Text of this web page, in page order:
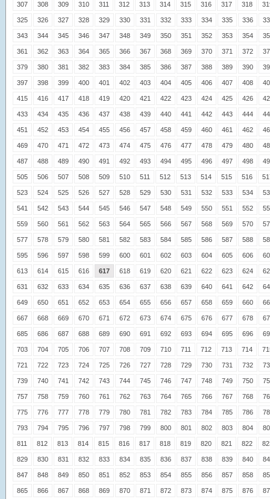
307 308 309 310 311 312 313 314 315 316 317 318
325 326 327 328 329 330 331 332 333 334 335 336
343 344 345 346 347 348 349 350 351 352 353 354
361 362 363 364 365 366 367 368 369 370 371 372
379 380 381 382 383 384 385 386 387 388 389 390
397 398 399 400 401 402 403 404 405 406 407 408
415 416 417 418 419 420 421 422 423 424 425 426
433 434 435 436 437 438 439 440 441 442 443 444
451 452 453 454 455 456 457 458 459 460 461 462
469 470 471 472 473 474 475 476 477 478 479 480
487 488 489 490 491 492 493 494 495 496 497 498
505 506 507 508 509 510 511 512 513 514 515 516
523 524 525 526 527 528 529 530 531 532 533 534
541 542 543 544 545 546 547 548 549 550 551 552
559 560 561 562 563 564 565 566 567 568 569 570
577 578 579 580 581 582 583 584 585 586 587 588
595 596 597 598 599 600 601 602 603 604 605 606
613 614 615 616 617 618 619 620 621 622 623 624
631 632 633 634 635 636 637 638 639 640 641 642
649 650 651 652 653 654 655 656 657 658 659 660
667 668 669 670 671 672 673 674 675 676 677 678
685 686 687 688 689 690 691 692 693 694 695 696
703 704 705 706 707 708 709 710 711 712 713 714
721 722 723 724 725 726 727 728 729 730 731 732
739 740 741 742 743 744 745 746 747 748 749 750
757 758 759 760 761 762 763 764 765 766 767 768
775 776 777 778 779 780 781 782 783 784 785 786
793 794 795 796 797 798 799 800 801 802 803 804
811 812 813 814 815 816 817 818 819 820 821 822
829 830 831 832 833 834 835 836 837 838 839 840
847 848 849 850 851 852 853 854 855 856 857 858
865 866 867 868 869 870 871 872 873 874 875 876